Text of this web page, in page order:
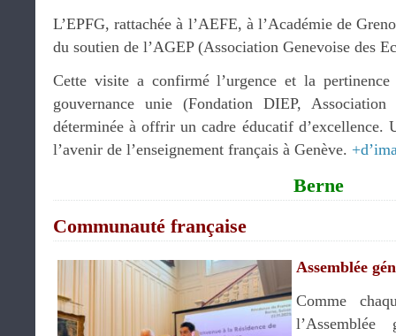
L’EPFG, rattachée à l’AEFE, à l’Académie de
du soutien de l’AGEP (Association Genevoise des
Cette visite a confirmé l’urgence et la
gouvernance unie (Fondation DIEP,
déterminée à offrir un cadre éducatif d’excellence.
l’avenir de l’enseignement français à Genève.
Berne
Communauté française
Assemblée
Comme